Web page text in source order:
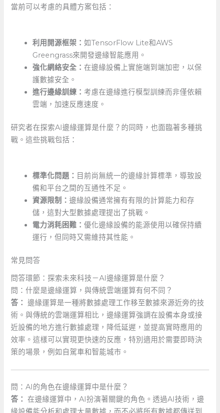
當前可以考慮的具體方案包括：
利用開源框架：如TensorFlow ⁤Lite和AWS
‌Greengrass來開發邊緣智能應用。
強化網絡安全：在邊緣設備上實施端到端加密，以保
護數據安全。
進行邊緣訓練： 考慮在邊緣進行模型訓練而非僅依賴
雲端，加速反應速度。
研究者在探索AI邊緣運算是什麼？的同時，也面臨著多種挑
戰。這些挑戰包括：
標準化問題： 目前尚無統一的邊緣計算標準，導致設
備和平台之間的互通性不足。
資源限制：邊緣設備通常擁有有限的計算能力和存
儲，這對大型數據處理提出了挑戰。
電力消耗困難：優化邊緣設備的能源使用以確保持續
運行，但同時又需維持其性能。
常見問答
問答環節：探索未來科技－AI邊緣運算是什麼？
問：什麼是邊緣運算，與傳統雲端運算有何不同？
答： 邊緣運算是一種將數據處理工作移至數據來源近旁的技
術。與傳統的雲端運算相比，邊緣運算強調在設備本身或接
近設備的地方進行數據處理，降低延遲，並提高實時應用的
效率。這樣可以實現更快速的反應，特別適用於需要即時決
策的場景，例如自駕車和智能城市。
問：AI的角色在邊緣運算中是什麼？
答： 在邊緣運算中，AI扮演著關鍵的角色。透過AI技術，邊